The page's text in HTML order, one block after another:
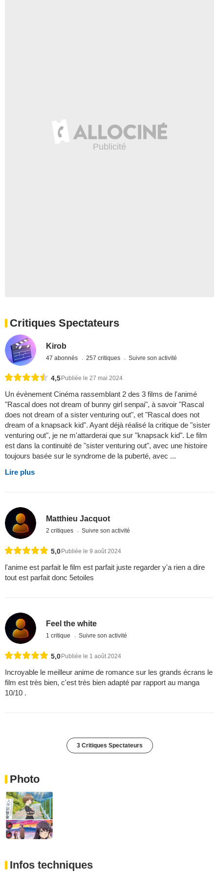
Critiques Spectateurs
Kirob
47 abonnés 257 critiques Suivre son activité
4,5 Publiée le 27 mai 2024
Un évènement Cinéma rassemblant 2 des 3 films de l'animé
"Rascal does not dream of bunny girl senpai", à savoir "Rascal
does not dream of a sister venturing out", et "Rascal does not
dream of a knapsack kid". Ayant déjà réalisé la critique de "sister
venturing out", je ne m'attarderai que sur "knapsack kid". Le film
est dans la continuité de "sister venturing out", avec une histoire
toujours basée sur le syndrome de la puberté, avec ...
Lire plus
Matthieu Jacquot
2 critiques Suivre son activité
5,0Publiée le 9 août 2024
l'anime est parfait le film est parfait juste regarder y'a rien a dire
tout est parfait donc 5etoiles
Feel the white
1 critique Suivre son activité
5,0Publiée le 1 août 2024
Incroyable le meilleur anime de romance sur les grands écrans le
film est très bien, c'est très bien adapté par rapport au manga
10/10 .
3 Critiques Spectateurs
Photo
Infos techniques